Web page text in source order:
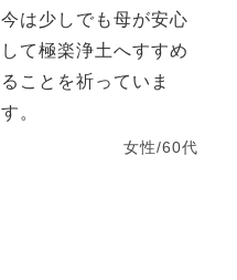
今は少しでも母が安心
して極楽浄土へすすめ
ることを祈っていま
す。
女性/60代